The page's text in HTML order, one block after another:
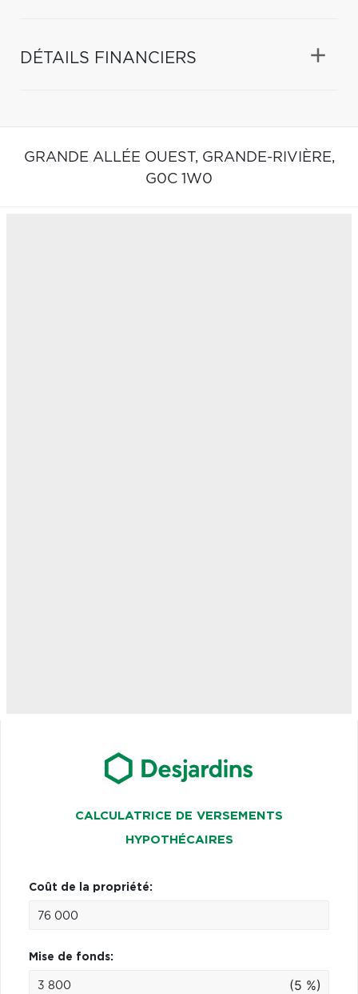
DÉTAILS FINANCIERS
GRANDE ALLÉE OUEST, GRANDE-RIVIÈRE,
G0C 1W0
CALCULATRICE DE VERSEMENTS
HYPOTHÉCAIRES
Coût de la propriété:
Mise de fonds:
(5 %)